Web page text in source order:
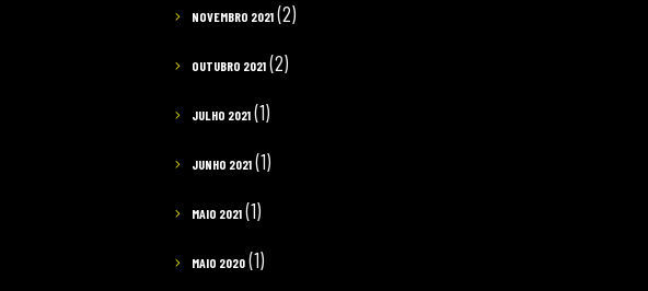
NOVEMBRO 2021 (2)
OUTUBRO 2021 (2)
JULHO 2021 (1)
JUNHO 2021 (1)
MAIO 2021 (1)
MAIO 2020 (1)